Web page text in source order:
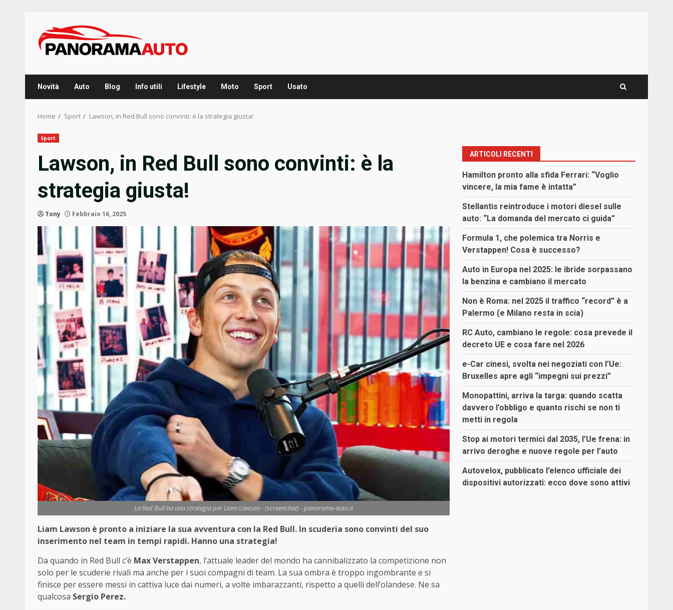
content
Novità Auto Blog Info utili Lifestyle Moto Sport Usato
Home Sport Lawson, in Red Bull sono convinti: è la strategia giusta!
Sport
Lawson, in Red Bull sono convinti: è la
strategia giusta!
Tony Febbraio 16, 2025
La Red Bull ha una strategia per Liam Lawson - (screenshot) - panorama-auto.it
Liam Lawson è pronto a iniziare la sua avventura con la Red Bull. In scuderia sono convinti del suo
inserimento nel team in tempi rapidi. Hanno una strategia!
Da quando in Red Bull c’è Max Verstappen, l’attuale leader del mondo ha cannibalizzato la competizione non
solo per le scuderie rivali ma anche per i suoi compagni di team. La sua ombra è troppo ingombrante e si
finisce per essere messi in cattiva luce dai numeri, a volte imbarazzanti, rispetto a quelli dell’olandese. Ne sa
qualcosa Sergio Perez.
ARTICOLI RECENTI
Hamilton pronto alla sfida Ferrari: “Voglio
vincere, la mia fame è intatta”
Stellantis reintroduce i motori diesel sulle
auto: “La domanda del mercato ci guida”
Formula 1, che polemica tra Norris e
Verstappen! Cosa è successo?
Auto in Europa nel 2025: le ibride sorpassano
la benzina e cambiano il mercato
Non è Roma: nel 2025 il traffico “record” è a
Palermo (e Milano resta in scia)
RC Auto, cambiano le regole: cosa prevede il
decreto UE e cosa fare nel 2026
e-Car cinesi, svolta nei negoziati con l’Ue:
Bruxelles apre agli “impegni sui prezzi”
Monopattini, arriva la targa: quando scatta
davvero l’obbligo e quanto rischi se non ti
metti in regola
Stop ai motori termici dal 2035, l’Ue frena: in
arrivo deroghe e nuove regole per l’auto
Autovelox, pubblicato l’elenco ufficiale dei
dispositivi autorizzati: ecco dove sono attivi